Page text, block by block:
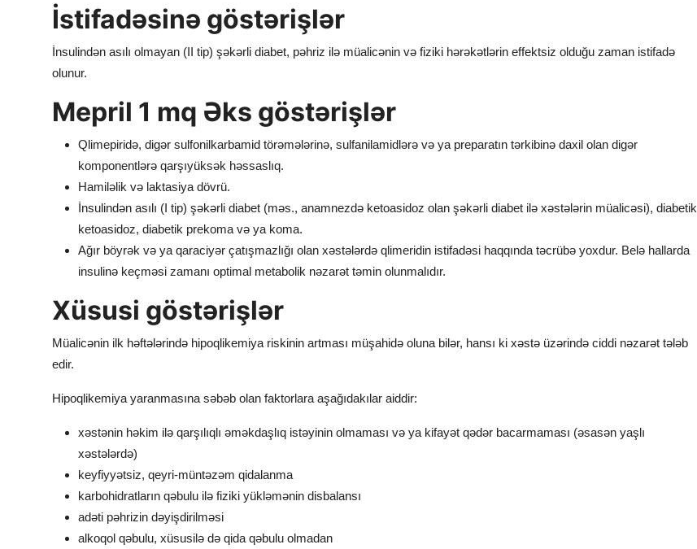
İstifadəsinə göstərişlər
İnsulindən asılı olmayan (II tip) şəkərli diabet, pəhriz ilə müalicənin və fiziki hərəkətlərin effektsiz olduğu zaman istifadə
olunur.
Mepril 1 mq Əks göstərişlər
Qlimepiridə, digər sulfonilkarbamid törəmələrinə, sulfanilamidlərə və ya preparatın tərkibinə daxil olan digər
komponentlərə qarşıyüksək həssaslıq.
Hamiləlik və laktasiya dövrü.
İnsulindən asılı (I tip) şəkərli diabet (məs., anamnezdə ketoasidoz olan şəkərli diabet ilə xəstələrin müalicəsi), diabetik
ketoasidoz, diabetik prekoma və ya koma.
Ağır böyrək və ya qaraciyər çatışmazlığı olan xəstələrdə qlimeridin istifadəsi haqqında təcrübə yoxdur. Belə hallarda
insulinə keçməsi zamanı optimal metabolik nəzarət təmin olunmalıdır.
Xüsusi göstərişlər
Müalicənin ilk həftələrində hipoqlikemiya riskinin artması müşahidə oluna bilər, hansı ki xəstə üzərində ciddi nəzarət tələb
edir.
Hipoqlikemiya yaranmasına səbəb olan faktorlara aşağıdakılar aiddir:
xəstənin həkim ilə qarşılıqlı əməkdaşlıq istəyinin olmaması və ya kifayət qədər bacarmaması (əsasən yaşlı
xəstələrdə)
keyfiyyətsiz, qeyri-müntəzəm qidalanma
karbohidratların qəbulu ilə fiziki yükləmənin disbalansı
adəti pəhrizin dəyişdirilməsi
alkoqol qəbulu, xüsusilə də qida qəbulu olmadan